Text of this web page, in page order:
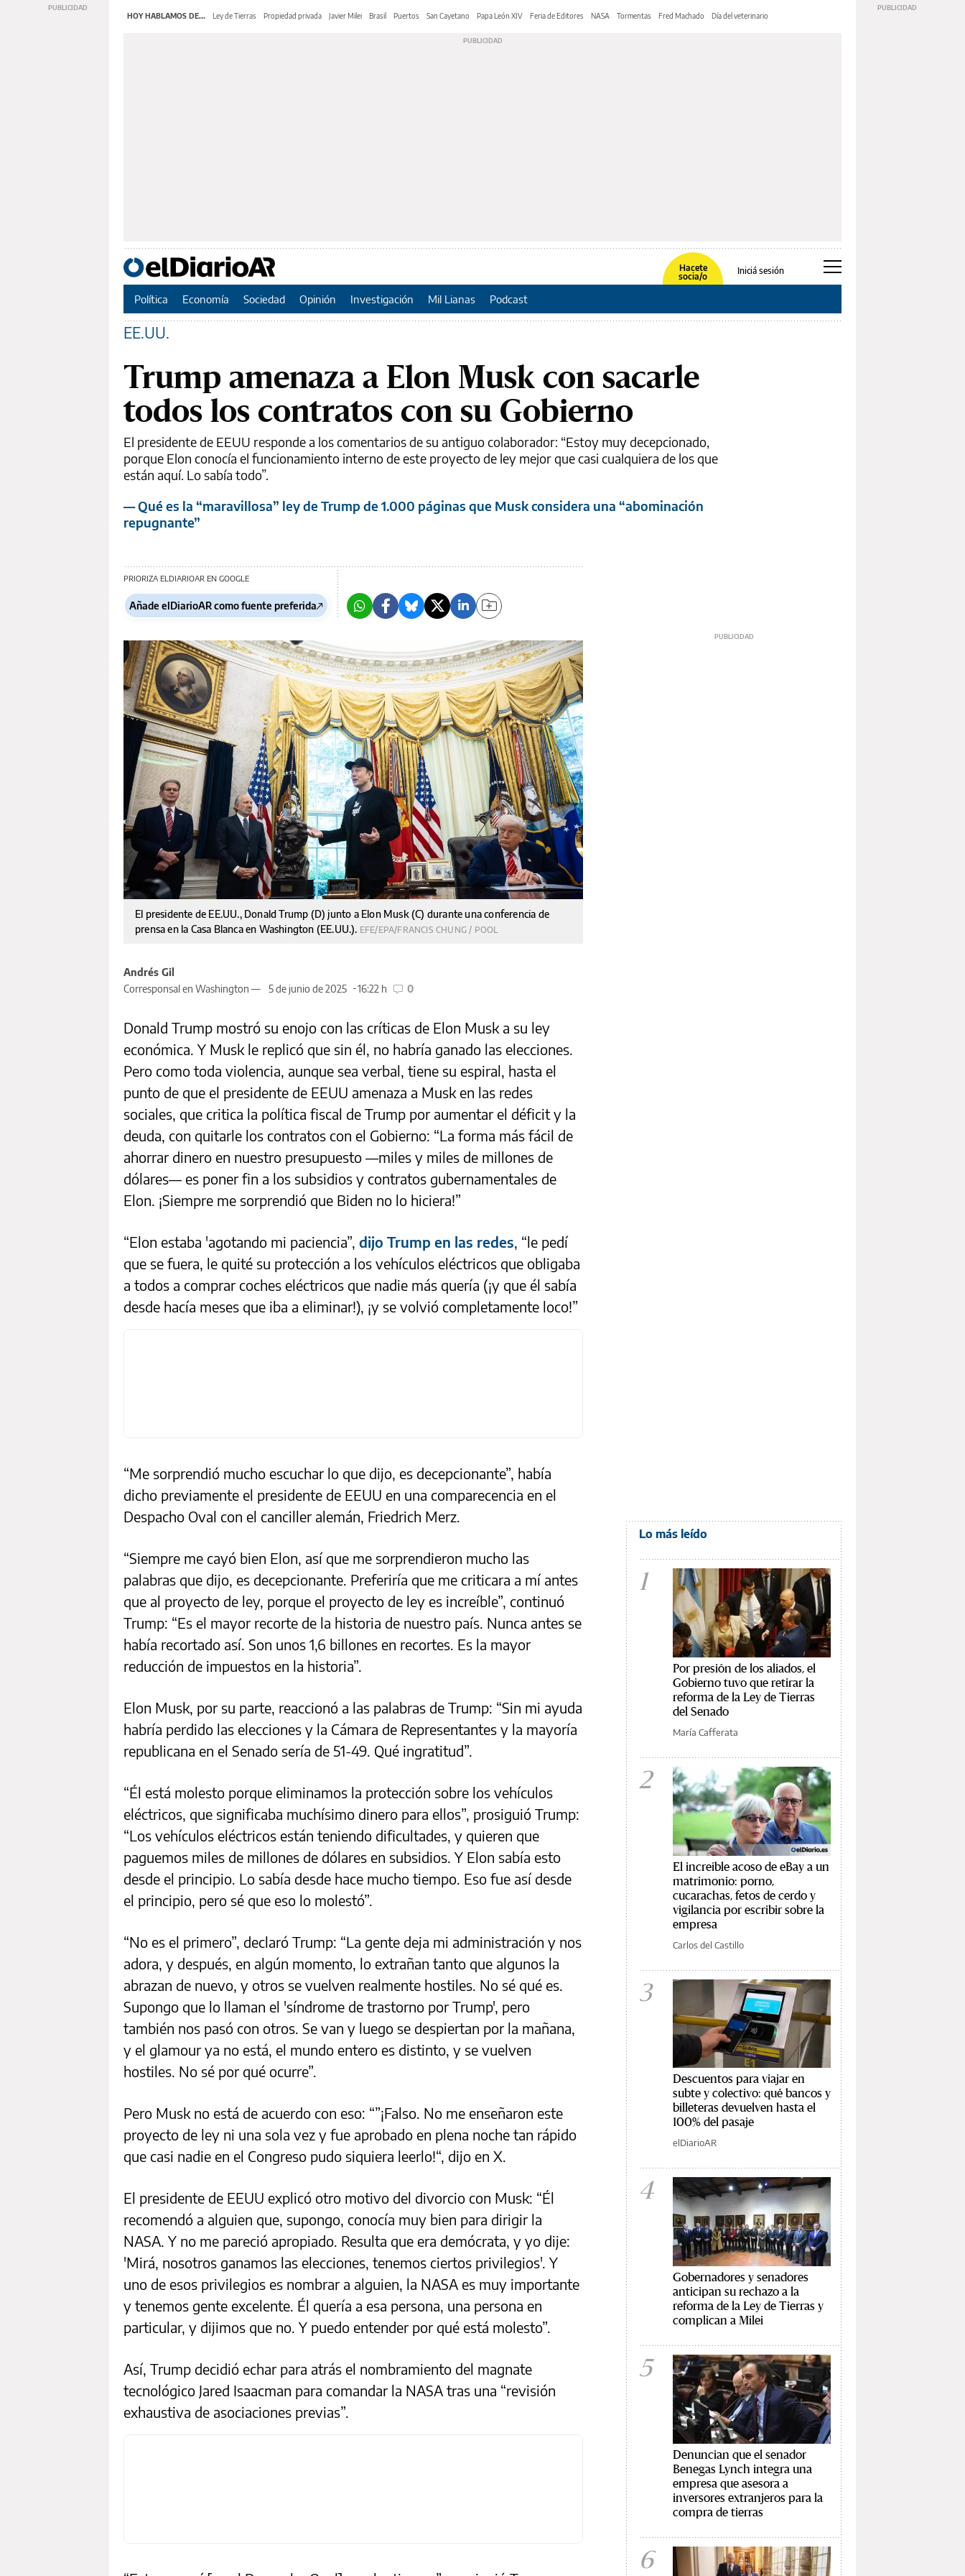
HOY HABLAMOS DE... Ley de Tierras Propiedad privada Javier Milei Brasil Puertos San Cayetano Papa León XIV Feria de Editores NASA Tormentas Fred Machado Día del veterinario
Hacete
socia/o
Iniciá sesión
Política Economía Sociedad Opinión Investigación Mil Lianas Podcast
EE.UU.
Trump amenaza a Elon Musk con sacarle
todos los contratos con su Gobierno
El presidente de EEUU responde a los comentarios de su antiguo colaborador: “Estoy muy decepcionado,
porque Elon conocía el funcionamiento interno de este proyecto de ley mejor que casi cualquiera de los que
están aquí. Lo sabía todo”.
— Qué es la “maravillosa” ley de Trump de 1.000 páginas que Musk considera una “abominación
repugnante”
PRIORIZA ELDIARIOAR EN GOOGLE
Añade elDiarioAR como fuente preferida
El presidente de EE.UU., Donald Trump (D) junto a Elon Musk (C) durante una conferencia de
prensa en la Casa Blanca en Washington (EE.UU.). EFE/EPA/FRANCIS CHUNG / POOL
Andrés Gil
Corresponsal en Washington —
5 de junio de 2025 16:22 h 0
Donald Trump mostró su enojo con las críticas de Elon Musk a su ley
económica. Y Musk le replicó que sin él, no habría ganado las elecciones.
Pero como toda violencia, aunque sea verbal, tiene su espiral, hasta el
punto de que el presidente de EEUU amenaza a Musk en las redes
sociales, que critica la política fiscal de Trump por aumentar el déficit y la
deuda, con quitarle los contratos con el Gobierno: “La forma más fácil de
ahorrar dinero en nuestro presupuesto —miles y miles de millones de
dólares— es poner fin a los subsidios y contratos gubernamentales de
Elon. ¡Siempre me sorprendió que Biden no lo hiciera!”
“Elon estaba 'agotando mi paciencia”, dijo Trump en las redes, “le pedí
que se fuera, le quité su protección a los vehículos eléctricos que obligaba
a todos a comprar coches eléctricos que nadie más quería (¡y que él sabía
desde hacía meses que iba a eliminar!), ¡y se volvió completamente loco!”
“Me sorprendió mucho escuchar lo que dijo, es decepcionante”, había
dicho previamente el presidente de EEUU en una comparecencia en el
Despacho Oval con el canciller alemán, Friedrich Merz.
“Siempre me cayó bien Elon, así que me sorprendieron mucho las
palabras que dijo, es decepcionante. Preferiría que me criticara a mí antes
que al proyecto de ley, porque el proyecto de ley es increíble”, continuó
Trump: “Es el mayor recorte de la historia de nuestro país. Nunca antes se
había recortado así. Son unos 1,6 billones en recortes. Es la mayor
reducción de impuestos en la historia”.
Elon Musk, por su parte, reaccionó a las palabras de Trump: “Sin mi ayuda
habría perdido las elecciones y la Cámara de Representantes y la mayoría
republicana en el Senado sería de 51-49. Qué ingratitud”.
“Él está molesto porque eliminamos la protección sobre los vehículos
eléctricos, que significaba muchísimo dinero para ellos”, prosiguió Trump:
“Los vehículos eléctricos están teniendo dificultades, y quieren que
paguemos miles de millones de dólares en subsidios. Y Elon sabía esto
desde el principio. Lo sabía desde hace mucho tiempo. Eso fue así desde
el principio, pero sé que eso lo molestó”.
“No es el primero”, declaró Trump: “La gente deja mi administración y nos
adora, y después, en algún momento, lo extrañan tanto que algunos la
abrazan de nuevo, y otros se vuelven realmente hostiles. No sé qué es.
Supongo que lo llaman el 'síndrome de trastorno por Trump', pero
también nos pasó con otros. Se van y luego se despiertan por la mañana,
y el glamour ya no está, el mundo entero es distinto, y se vuelven
hostiles. No sé por qué ocurre”.
Pero Musk no está de acuerdo con eso: “”¡Falso. No me enseñaron este
proyecto de ley ni una sola vez y fue aprobado en plena noche tan rápido
que casi nadie en el Congreso pudo siquiera leerlo!“, dijo en X.
El presidente de EEUU explicó otro motivo del divorcio con Musk: “Él
recomendó a alguien que, supongo, conocía muy bien para dirigir la
NASA. Y no me pareció apropiado. Resulta que era demócrata, y yo dije:
'Mirá, nosotros ganamos las elecciones, tenemos ciertos privilegios'. Y
uno de esos privilegios es nombrar a alguien, la NASA es muy importante
y tenemos gente excelente. Él quería a esa persona, una persona en
particular, y dijimos que no. Y puedo entender por qué está molesto”.
Así, Trump decidió echar para atrás el nombramiento del magnate
tecnológico Jared Isaacman para comandar la NASA tras una “revisión
exhaustiva de asociaciones previas”.
Lo más leído
1
Por presión de los aliados, el
Gobierno tuvo que retirar la
reforma de la Ley de Tierras
del Senado
María Cafferata
2
El increíble acoso de eBay a un
matrimonio: porno,
cucarachas, fetos de cerdo y
vigilancia por escribir sobre la
empresa
Carlos del Castillo
3
Descuentos para viajar en
subte y colectivo: qué bancos y
billeteras devuelven hasta el
100% del pasaje
elDiarioAR
4
Gobernadores y senadores
anticipan su rechazo a la
reforma de la Ley de Tierras y
complican a Milei
5
Denuncian que el senador
Benegas Lynch integra una
empresa que asesora a
inversores extranjeros para la
compra de tierras
6